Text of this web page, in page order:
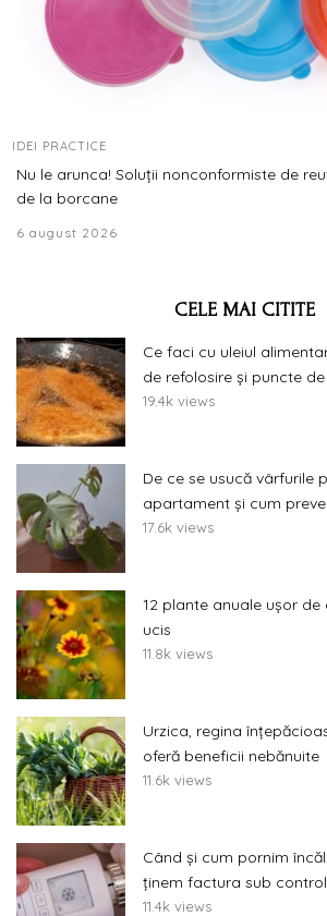
IDEI PRACTICE
Nu le arunca! Soluții nonconformiste de
de la borcane
6 august 2026
CELE MAI CITITE
Ce faci cu uleiul
de refolosire și puncte
19.4k views
De ce se usucă vârfurile
apartament și cum
17.6k views
12 plante anuale ușor
ucis
11.8k views
Urzica, regina
oferă beneficii nebănuite
11.6k views
Când și cum pornim
ținem factura sub control
11.4k views